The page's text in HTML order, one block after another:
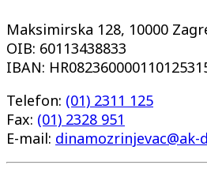
Maksimirska 128, 10000
OIB: 60113438833
IBAN:
Telefon: (01) 2311 125
Fax: (01) 2328 951
E-mail: dinamozrinjevac@ak-